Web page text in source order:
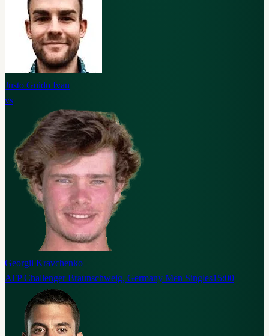
Justo Guido Ivan
vs
Georgii Kravchenko
ATP Challenger Braunschweig, Germany Men Singles15:00